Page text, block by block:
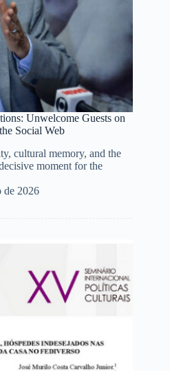
Unwelcome Guests on
Social Web
cultural memory, and the
moment for the
de 2026